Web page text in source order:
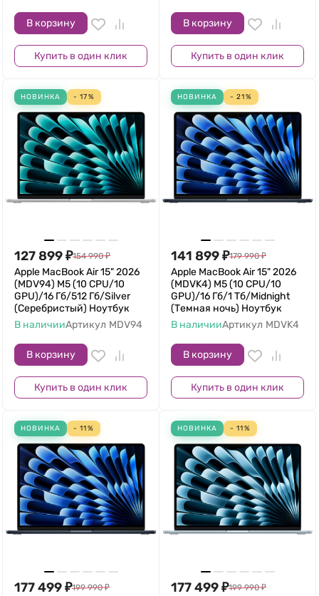
В корзину
Купить в один клик
В корзину
Купить в один клик
НОВИНКА - 17%
127 899₽154 990 ₽
Apple MacBook Air 15" 2026
(MDV94) M5 (10 CPU/10
GPU)/16 Гб/512 Гб/Silver
(Серебристый) Ноутбук
В наличииАртикул MDV94
В корзину
Купить в один клик
НОВИНКА - 21%
141 899₽179 990 ₽
Apple MacBook Air 15" 2026
(MDVK4) M5 (10 CPU/10
GPU)/16 Гб/1 Тб/Midnight
(Темная ночь) Ноутбук
В наличииАртикул MDVK4
В корзину
Купить в один клик
НОВИНКА - 11%
177 499₽199 990 ₽
НОВИНКА - 11%
177 499₽199 990 ₽